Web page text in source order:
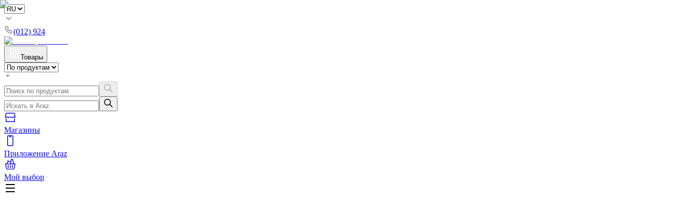
(012) 924
Товары
Магазины
Приложение Araz
Мой выбор